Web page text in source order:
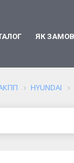
ЯК
HYUNDAI